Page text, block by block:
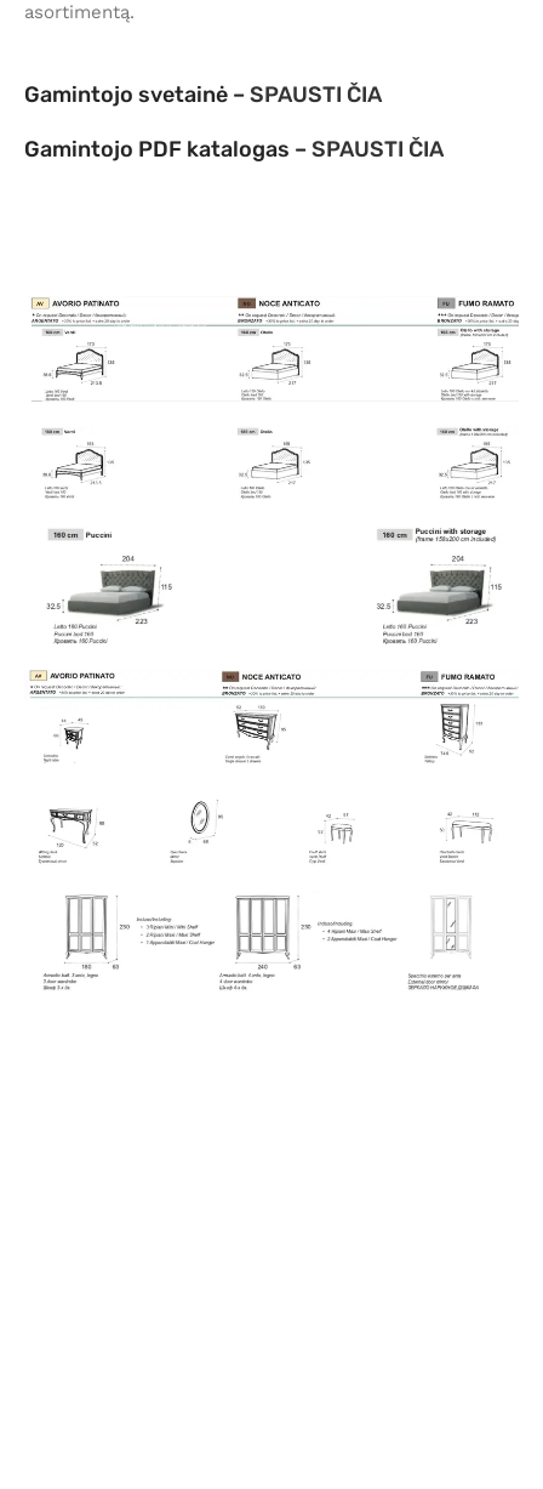
asortimentą.
Gamintojo svetainė –SPAUSTI ČIA
Gamintojo PDF katalogas –SPAUSTI ČIA